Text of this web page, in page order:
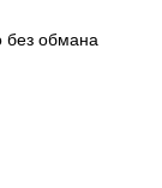
без обмана